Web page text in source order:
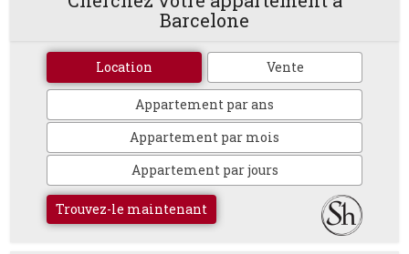
Barcelone
Location Vente
Appartement par ans
Appartement par mois
Appartement par jours
Trouvez-le maintenant